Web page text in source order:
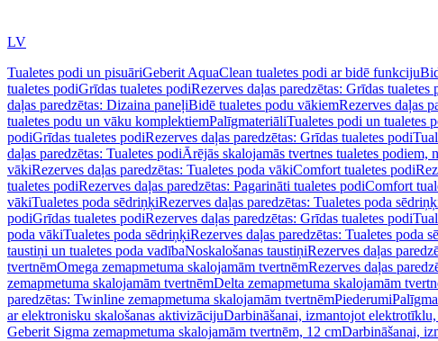
LV
Tualetes podi un pisuāriGeberit AquaClean tualetes podi ar bidē funkciju
tualetes podiGrīdas tualetes podiRezerves daļas paredzētas: Grīdas tualetes
daļas paredzētas: Dizaina paneļiBidē tualetes podu vākiemRezerves daļas
tualetes podu un vāku komplektiemPalīgmateriāliTualetes podi un tualetes
podiGrīdas tualetes podiRezerves daļas paredzētas: Grīdas tualetes podi
daļas paredzētas: Tualetes podiĀrējās skalojamās tvertnes tualetes podiem,
vākiRezerves daļas paredzētas: Tualetes poda vākiComfort tualetes podi
tualetes podiRezerves daļas paredzētas: Pagarināti tualetes podiComfort
vākiTualetes poda sēdriņķiRezerves daļas paredzētas: Tualetes poda
podiGrīdas tualetes podiRezerves daļas paredzētas: Grīdas tualetes podi
poda vākiTualetes poda sēdriņķiRezerves daļas paredzētas: Tualetes poda
taustiņi un tualetes poda vadībaNoskalošanas taustiņiRezerves daļas
tvertnēmOmega zemapmetuma skalojamām tvertnēmRezerves daļas
zemapmetuma skalojamām tvertnēmDelta zemapmetuma skalojamām
paredzētas: Twinline zemapmetuma skalojamām tvertnēmPiederumi
ar elektronisku skalošanas aktivizācijuDarbināšanai, izmantojot
Geberit Sigma zemapmetuma skalojamām tvertnēm, 12 cmDarbināšanai,